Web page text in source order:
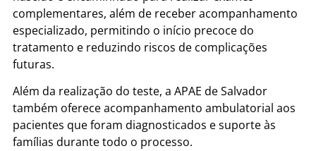
complementares, além de receber acompanhamento
especializado, permitindo o início precoce do
tratamento e reduzindo riscos de complicações
futuras.
Além da realização do teste, a APAE de Salvador
também oferece acompanhamento ambulatorial aos
pacientes que foram diagnosticados e suporte às
famílias durante todo o processo.